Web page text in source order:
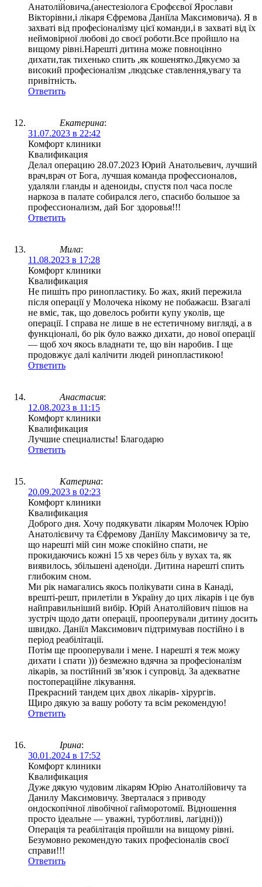
Анатолійовича,(анестезіолога Єрофєєвої Ярослави
Вікторівни,і лікаря Єфремова Даніїла Максимовича). Я в
захваті від професіоналізму цієї команди,і в захваті від їх
неймовірної любові до своєї роботи.Все пройшло на
вищому рівні.Нарешті дитина може повноцінно
дихати,так тихенько спить ,як кошенятко.Дякуємо за
високий професіоналізм ,людське ставлення,увагу та
привітність.
Ответить
Екатерина:
31.07.2023 в 22:42
Комфорт клиники
Квалификация
Делал операцию 28.07.2023 Юрий Анатольевич, лучший
врач,врач от Бога, лучшая команда профессионалов,
удаляли гланды и аденоиды, спустя пол часа после
наркоза в палате собирался лего, спасибо большое за
профессионализм, дай Бог здоровья!!!
Ответить
Мила:
11.08.2023 в 17:28
Комфорт клиники
Квалификация
Не пишіть про ринопластику. Бо жах, який пережила
після операції у Молочека нікому не побажаєш. Взагалі
не вміє, так, що довелось робити купу уколів, ще
операції. І справа не лише в не естетичному вигляді, а в
функціоналі, бо рік було важко дихати, до нової операції
— щоб хоч якось владнати те, що він наробив. І ще
продовжує далі калічити людей ринопластикою!
Ответить
Анастасия:
12.08.2023 в 11:15
Комфорт клиники
Квалификация
Лучшие специалисты! Благодарю
Ответить
Катерина:
20.09.2023 в 02:23
Комфорт клиники
Квалификация
Доброго дня. Хочу подякувати лікарям Молочек Юрію
Анатолієвичу та Єфремову Даніїлу Максимовичу за те,
що нарешті мій син може спокійно спати, не
прокидаючись кожні 15 хв через біль у вухах та, як
виявилось, збільшені аденоїди. Дитина нарешті спить
глибоким сном.
Ми рік намагались якось полікувати сина в Канаді,
врешті-решт, прилетіли в Україну до цих лікарів і це був
найправильніший вибір. Юрій Анатолійович пішов на
зустріч щодо дати операції, прооперували дитину досить
швидко. Даніїл Максимович підтримував постійно і в
період реабілітації.
Потім ще прооперували і мене. І нарешті я теж можу
дихати і спати ))) безмежно вдячна за професіоналізм
лікарів, за постійний звʼязок і супровід. За адекватне
постопераційне лікування.
Прекрасний тандем цих двох лікарів- хірургів.
Щиро дякую за вашу роботу та всім рекомендую!
Ответить
Ірина:
30.01.2024 в 17:52
Комфорт клиники
Квалификация
Дуже дякую чудовим лікарям Юрію Анатолійовичу та
Данилу Максимовичу. Зверталася з приводу
ондоскопічної лівобічної гайморотомії. Відношення
просто ідеальне — уважні, турботливі, лагідні)))
Операція та реабілітація пройшли на вищому рівні.
Безумовно рекомендую таких професіоналів своєї
справи!!!
Ответить